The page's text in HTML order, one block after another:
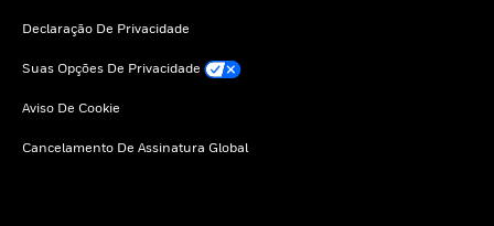
Declaração De Privacidade
Suas Opções De Privacidade
Aviso De Cookie
Cancelamento De Assinatura Global